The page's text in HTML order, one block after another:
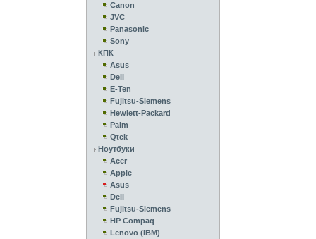
Canon
JVC
Panasonic
Sony
КПК
Asus
Dell
E-Ten
Fujitsu-Siemens
Hewlett-Packard
Palm
Qtek
Ноутбуки
Acer
Apple
Asus
Dell
Fujitsu-Siemens
HP Compaq
Lenovo (IBM)